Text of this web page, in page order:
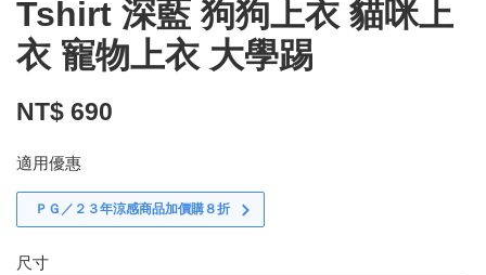
Tshirt 深藍 狗狗上衣 貓咪上
衣 寵物上衣 大學踢
NT$ 690
適用優惠
ＰＧ／２３年涼感商品加價購８折
尺寸